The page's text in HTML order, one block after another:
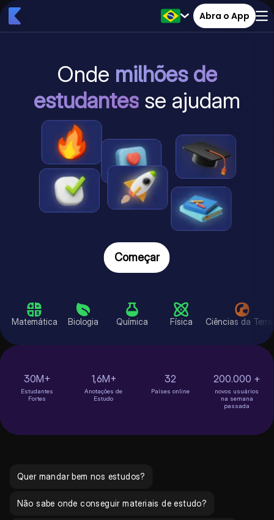
Abra o App
Onde milhões de
estudantesse ajudam
Começar
Matemática Biologia Química Física
30M+
Estudantes
Fortes
1,6M+
Anotações de
Estudo
32
Países online
200.000 +
novos usuários
na semana
passada
Quer mandar bem nos estudos?
Não sabe onde conseguir materiais de estudo?